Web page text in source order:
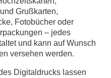
Grußkarten,
Fotobücher oder
– jedes
und kann auf Wunsch
versehen werden.
Digitaldrucks lassen